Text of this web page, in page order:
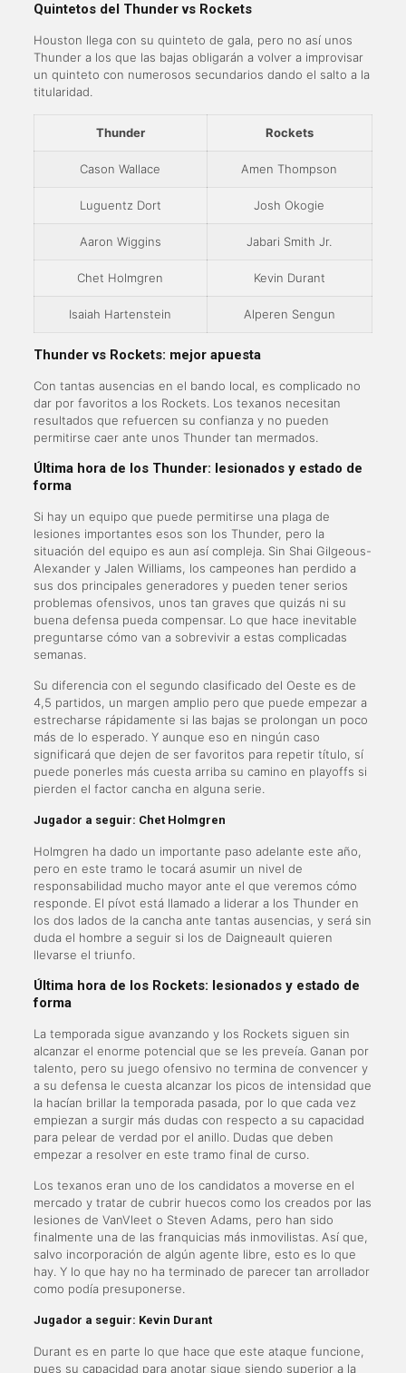
Quintetos del Thunder vs Rockets
Houston llega con su quinteto de gala, pero no así unos
Thunder a los que las bajas obligarán a volver a improvisar
un quinteto con numerosos secundarios dando el salto a la
titularidad.
Thunder Rockets
Cason Wallace Amen Thompson
Luguentz Dort Josh Okogie
Aaron Wiggins Jabari Smith Jr.
Chet Holmgren Kevin Durant
Isaiah Hartenstein Alperen Sengun
Thunder vs Rockets: mejor apuesta
Con tantas ausencias en el bando local, es complicado no
dar por favoritos a los Rockets. Los texanos necesitan
resultados que refuercen su confianza y no pueden
permitirse caer ante unos Thunder tan mermados.
Última hora de los Thunder: lesionados y estado de
forma
Si hay un equipo que puede permitirse una plaga de
lesiones importantes esos son los Thunder, pero la
situación del equipo es aun así compleja. Sin Shai Gilgeous-
Alexander y Jalen Williams, los campeones han perdido a
sus dos principales generadores y pueden tener serios
problemas ofensivos, unos tan graves que quizás ni su
buena defensa pueda compensar. Lo que hace inevitable
preguntarse cómo van a sobrevivir a estas complicadas
semanas.
Su diferencia con el segundo clasificado del Oeste es de
4,5 partidos, un margen amplio pero que puede empezar a
estrecharse rápidamente si las bajas se prolongan un poco
más de lo esperado. Y aunque eso en ningún caso
significará que dejen de ser favoritos para repetir título, sí
puede ponerles más cuesta arriba su camino en playoffs si
pierden el factor cancha en alguna serie.
Jugador a seguir: Chet Holmgren
Holmgren ha dado un importante paso adelante este año,
pero en este tramo le tocará asumir un nivel de
responsabilidad mucho mayor ante el que veremos cómo
responde. El pívot está llamado a liderar a los Thunder en
los dos lados de la cancha ante tantas ausencias, y será sin
duda el hombre a seguir si los de Daigneault quieren
llevarse el triunfo.
Última hora de los Rockets: lesionados y estado de
forma
La temporada sigue avanzando y los Rockets siguen sin
alcanzar el enorme potencial que se les preveía. Ganan por
talento, pero su juego ofensivo no termina de convencer y
a su defensa le cuesta alcanzar los picos de intensidad que
la hacían brillar la temporada pasada, por lo que cada vez
empiezan a surgir más dudas con respecto a su capacidad
para pelear de verdad por el anillo. Dudas que deben
empezar a resolver en este tramo final de curso.
Los texanos eran uno de los candidatos a moverse en el
mercado y tratar de cubrir huecos como los creados por las
lesiones de VanVleet o Steven Adams, pero han sido
finalmente una de las franquicias más inmovilistas. Así que,
salvo incorporación de algún agente libre, esto es lo que
hay. Y lo que hay no ha terminado de parecer tan arrollador
como podía presuponerse.
Jugador a seguir: Kevin Durant
Durant es en parte lo que hace que este ataque funcione,
pues su capacidad para anotar sigue siendo superior a la